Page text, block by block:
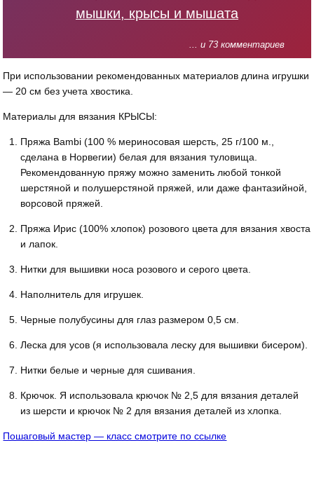
мышки, крысы и мышата
... и 73 комментариев
При использовании рекомендованных материалов длина игрушки
— 20 см без учета хвостика.
Материалы для вязания КРЫСЫ:
Пряжа Bambi (100 % мериносовая шерсть, 25 г/100 м.,
сделана в Норвегии) белая для вязания туловища.
Рекомендованную пряжу можно заменить любой тонкой
шерстяной и полушерстяной пряжей, или даже фантазийной,
ворсовой пряжей.
Пряжа Ирис (100% хлопок) розового цвета для вязания хвоста
и лапок.
Нитки для вышивки носа розового и серого цвета.
Наполнитель для игрушек.
Черные полубусины для глаз размером 0,5 см.
Леска для усов (я использовала леску для вышивки бисером).
Нитки белые и черные для сшивания.
Крючок. Я использовала крючок № 2,5 для вязания деталей
из шерсти и крючок № 2 для вязания деталей из хлопка.
Пошаговый мастер — класс смотрите по ссылке